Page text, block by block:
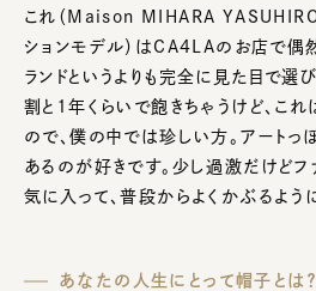
これ（ Maison MIHARA
ションモデル）は CA4LA のお店で偶
ランドというよりも完全に見た目で選
割と 1年くらいで飽きちゃうけど、こ
ので、僕の中では珍しい方。アートっ
あるのが好きです。少し過激だけどフ
気に入って、普段からよくかぶるように
あなたの人生にとって帽子とは？